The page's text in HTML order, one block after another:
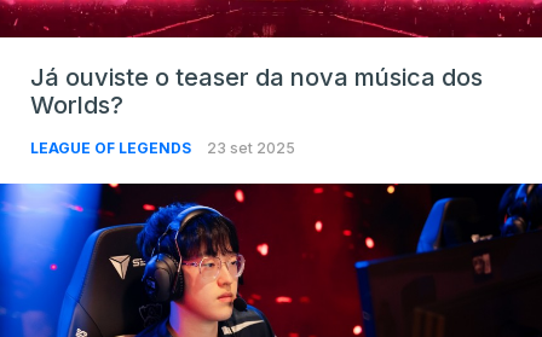
Já ouviste o teaser da nova música dos
Worlds?
LEAGUE OF LEGENDS 23 set 2025